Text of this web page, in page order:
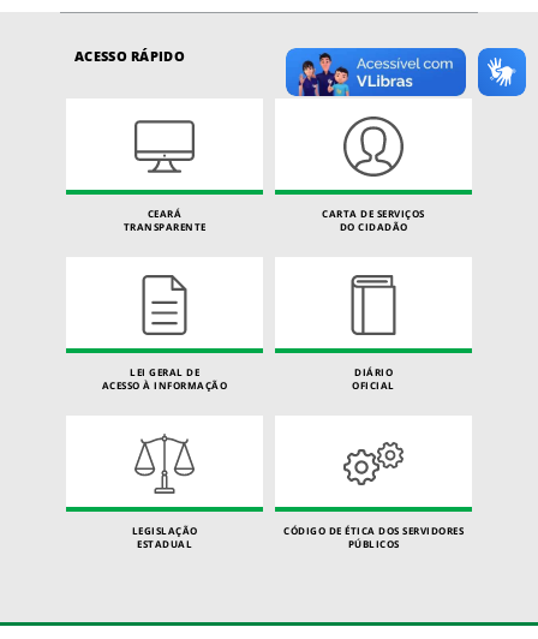
ACESSO RÁPIDO
CEARÁ
TRANSPARENTE
CARTA DE SERVIÇOS
DO CIDADÃO
LEI GERAL DE
ACESSO À INFORMAÇÃO
DIÁRIO
OFICIAL
LEGISLAÇÃO
ESTADUAL
CÓDIGO DE ÉTICA DOS SERVIDORES
PÚBLICOS